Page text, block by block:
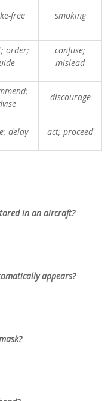
free smoking
order;
confuse;
mislead
discourage
delay act; proceed
in an aircraft?
appears?